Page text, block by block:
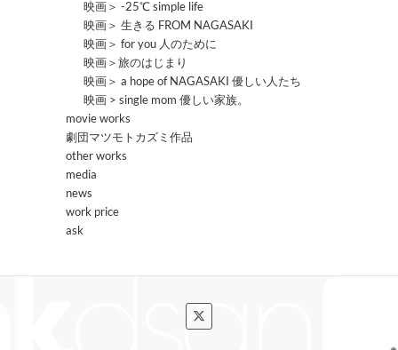
映画＞ -25℃ simple life
映画＞ 生きる FROM NAGASAKI
映画＞ for you 人のために
映画＞旅のはじまり
映画＞ a hope of NAGASAKI 優しい人たち
映画 > single mom 優しい家族。
movie works
劇団マツモトカズミ作品
other works
media
news
work price
ask